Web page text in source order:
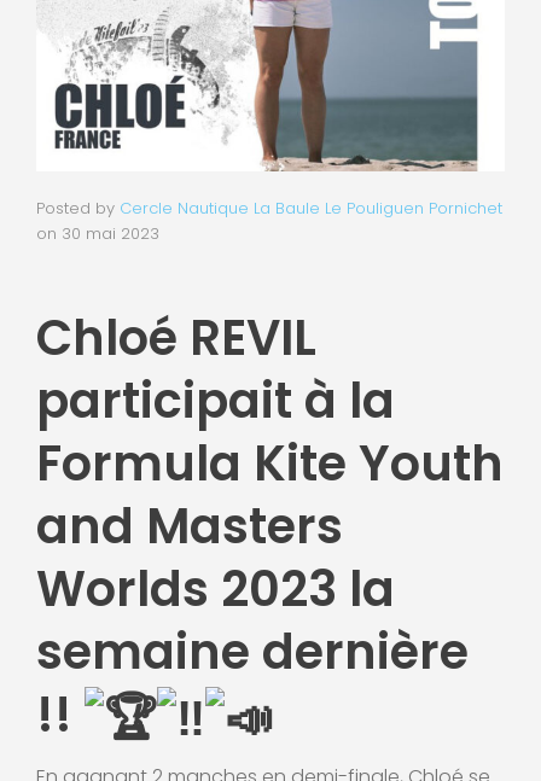
Posted by Cercle Nautique La Baule Le Pouliguen Pornichet
on 30 mai 2023
Chloé REVIL
participait à la
Formula Kite Youth
and Masters
Worlds 2023 la
semaine dernière
!!